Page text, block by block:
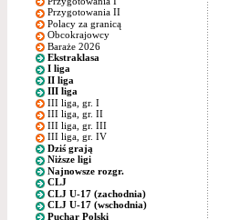
Przygotowania II
Polacy za granicą
Obcokrajowcy
Baraże 2026
Ekstraklasa
I liga
II liga
III liga
III liga, gr. I
III liga, gr. II
III liga, gr. III
III liga, gr. IV
Dziś grają
Niższe ligi
Najnowsze rozgr.
CLJ
CLJ U-17 (zachodnia)
CLJ U-17 (wschodnia)
Puchar Polski